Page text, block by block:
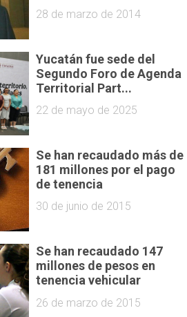
28 de marzo de 2014
Yucatán fue sede del
Segundo Foro de Agenda
Territorial Part...
22 de mayo de 2025
Se han recaudado más de
181 millones por el pago
de tenencia
30 de junio de 2015
Se han recaudado 147
millones de pesos en
tenencia vehicular
26 de marzo de 2015